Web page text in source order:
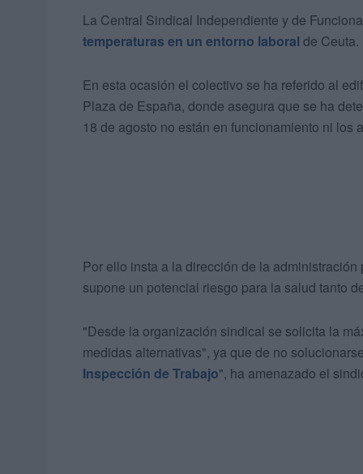
La Central Sindical Independiente y de
temperaturas en un entorno laboral de Ceuta.
En esta ocasión el colectivo se ha referido al
Plaza de España, donde asegura que se ha
18 de agosto no están en funcionamiento ni los
Por ello insta a la dirección de la
supone un potencial riesgo para la salud tanto
"Desde la organización sindical se solicita la
medidas alternativas", ya que de no
Inspección de Trabajo", ha amenazado el